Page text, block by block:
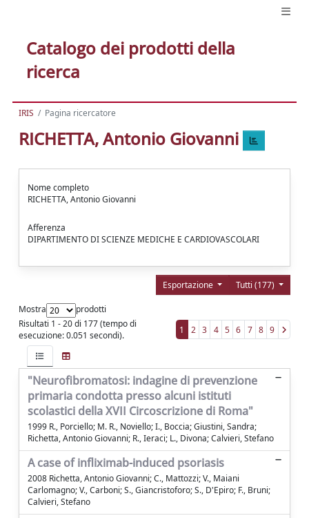
Catalogo dei prodotti della
ricerca
IRIS Pagina ricercatore
RICHETTA, Antonio Giovanni
Nome completo
RICHETTA, Antonio Giovanni
Afferenza
DIPARTIMENTO DI SCIENZE MEDICHE E CARDIOVASCOLARI
Tutti (177)
Esportazione
Mostra
prodotti
Risultati 1 - 20 di 177 (tempo di
esecuzione: 0.051 secondi).
1 2 3 4 5 6 7 8 9
"Neurofibromatosi: indagine di prevenzione
primaria condotta presso alcuni istituti
scolastici della XVII Circoscrizione di Roma"
1999 R., Porciello; M. R., Noviello; I., Boccia; Giustini, Sandra;
Richetta, Antonio Giovanni; R., Ieraci; L., Divona; Calvieri, Stefano
A case of infliximab-induced psoriasis
2008 Richetta, Antonio Giovanni; C., Mattozzi; V., Maiani
Carlomagno; V., Carboni; S., Giancristoforo; S., D'Epiro; F., Bruni;
Calvieri, Stefano